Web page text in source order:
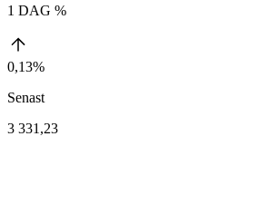
1 DAG %
0,13%
Senast
3 331,23